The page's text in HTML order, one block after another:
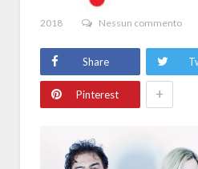
2018 Nessun commento
Share
Pinterest +